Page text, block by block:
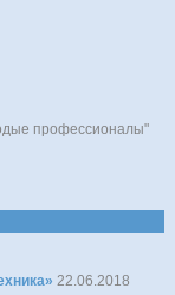
профессионалы"
22.06.2018